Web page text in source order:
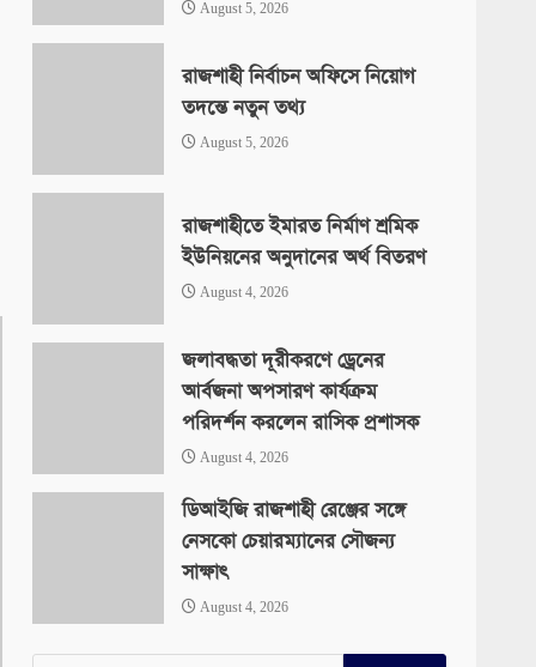
August 5, 2026
রাজশাহী নির্বাচন অফিসে নিয়োগ
তদন্তে নতুন তথ্য
August 5, 2026
রাজশাহীতে ইমারত নির্মাণ শ্রমিক
ইউনিয়নের অনুদানের অর্থ বিতরণ
August 4, 2026
জলাবদ্ধতা দূরীকরণে ড্রেনের
আর্বজনা অপসারণ কার্যক্রম
পরিদর্শন করলেন রাসিক প্রশাসক
August 4, 2026
ডিআইজি রাজশাহী রেঞ্জের সঙ্গে
নেসকো চেয়ারম্যানের সৌজন্য
সাক্ষাৎ
August 4, 2026